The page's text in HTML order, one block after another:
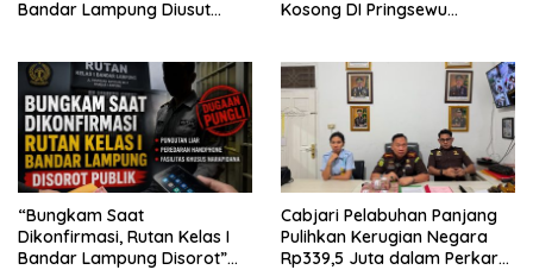
Bandar Lampung Diusut
Kosong DI Pringsewu
“Bungkam Saat
Dikonfirmasi, Rutan Kelas I
Bandar Lampung Disorot”
Cabjari Pelabuhan Panjang
Pulihkan Kerugian Negara
Rp339,5 Juta dalam Perkara